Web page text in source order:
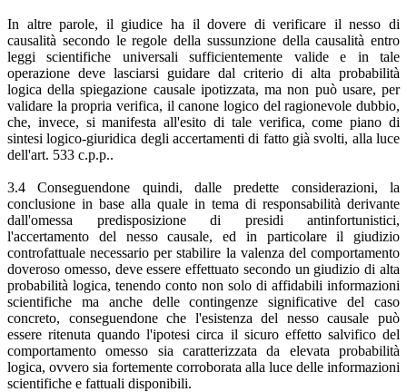
In altre parole, il giudice ha il dovere di verificare il nesso di
causalità secondo le regole della sussunzione della causalità entro
leggi scientifiche universali sufficientemente valide e in tale
operazione deve lasciarsi guidare dal criterio di alta probabilità
logica della spiegazione causale ipotizzata, ma non può usare, per
validare la propria verifica, il canone logico del ragionevole dubbio,
che, invece, si manifesta all'esito di tale verifica, come piano di
sintesi logico-giuridica degli accertamenti di fatto già svolti, alla luce
dell'art. 533 c.p.p..
3.4 Conseguendone quindi, dalle predette considerazioni, la
conclusione in base alla quale in tema di responsabilità derivante
dall'omessa predisposizione di presidi antinfortunistici,
l'accertamento del nesso causale, ed in particolare il giudizio
controfattuale necessario per stabilire la valenza del comportamento
doveroso omesso, deve essere effettuato secondo un giudizio di alta
probabilità logica, tenendo conto non solo di affidabili informazioni
scientifiche ma anche delle contingenze significative del caso
concreto, conseguendone che l'esistenza del nesso causale può
essere ritenuta quando l'ipotesi circa il sicuro effetto salvifico del
comportamento omesso sia caratterizzata da elevata probabilità
logica, ovvero sia fortemente corroborata alla luce delle informazioni
scientifiche e fattuali disponibili.